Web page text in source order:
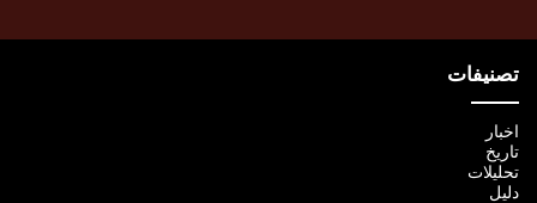
تصنيفات
اخبار
تاريخ
تحليلات
دليل